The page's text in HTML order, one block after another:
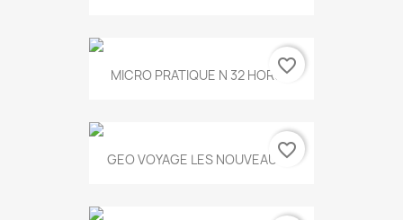
MICRO PRATIQUE N 32 HORS...
favorite_border
GEO VOYAGE LES NOUVEAUX...
favorite_border